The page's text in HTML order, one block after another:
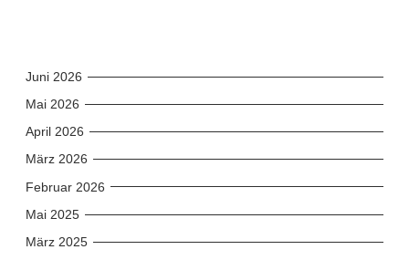
Juni 2026
Mai 2026
April 2026
März 2026
Februar 2026
Mai 2025
März 2025